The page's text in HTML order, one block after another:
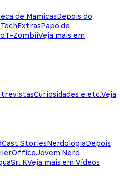
de MamicasDepois do
ExtrasPapo de
T-ZombiiVeja mais em
Curiosidades e etc.Veja
StoriesNerdologiaDepois
Jovem Nerd
Sr. KVeja mais em Vídeos